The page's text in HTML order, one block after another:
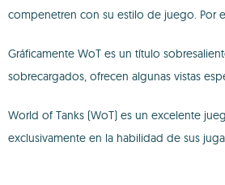
compenetren con su estilo de juego. Por
Gráficamente WoT es un título
sobrecargados, ofrecen algunas vistas
World of Tanks (WoT) es un excelente
exclusivamente en la habilidad de sus